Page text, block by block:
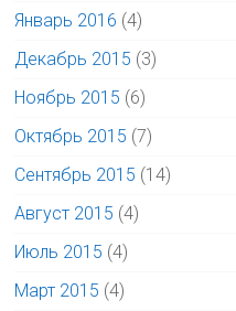
Январь 2016 (4)
Декабрь 2015 (3)
Ноябрь 2015 (6)
Октябрь 2015 (7)
Сентябрь 2015 (14)
Август 2015 (4)
Июль 2015 (4)
Март 2015 (4)